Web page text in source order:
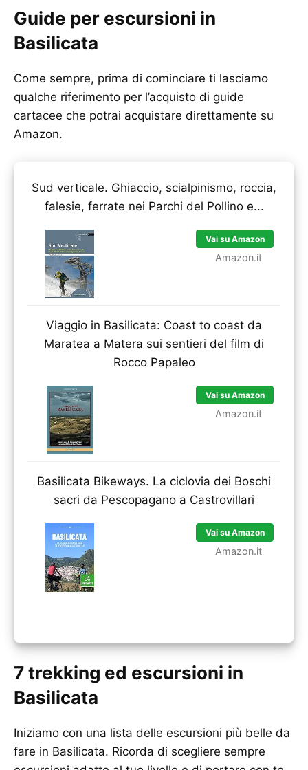
Guide per escursioni in
Basilicata
Come sempre, prima di cominciare ti lasciamo
qualche riferimento per l’acquisto di guide
cartacee che potrai acquistare direttamente su
Amazon.
Sud verticale. Ghiaccio, scialpinismo, roccia,
falesie, ferrate nei Parchi del Pollino e...
Vai su Amazon
Amazon.it
Viaggio in Basilicata: Coast to coast da
Maratea a Matera sui sentieri del film di
Rocco Papaleo
Vai su Amazon
Amazon.it
Basilicata Bikeways. La ciclovia dei Boschi
sacri da Pescopagano a Castrovillari
Vai su Amazon
Amazon.it
7 trekking ed escursioni in
Basilicata
Iniziamo con una lista delle escursioni più belle da
fare in Basilicata. Ricorda di scegliere sempre